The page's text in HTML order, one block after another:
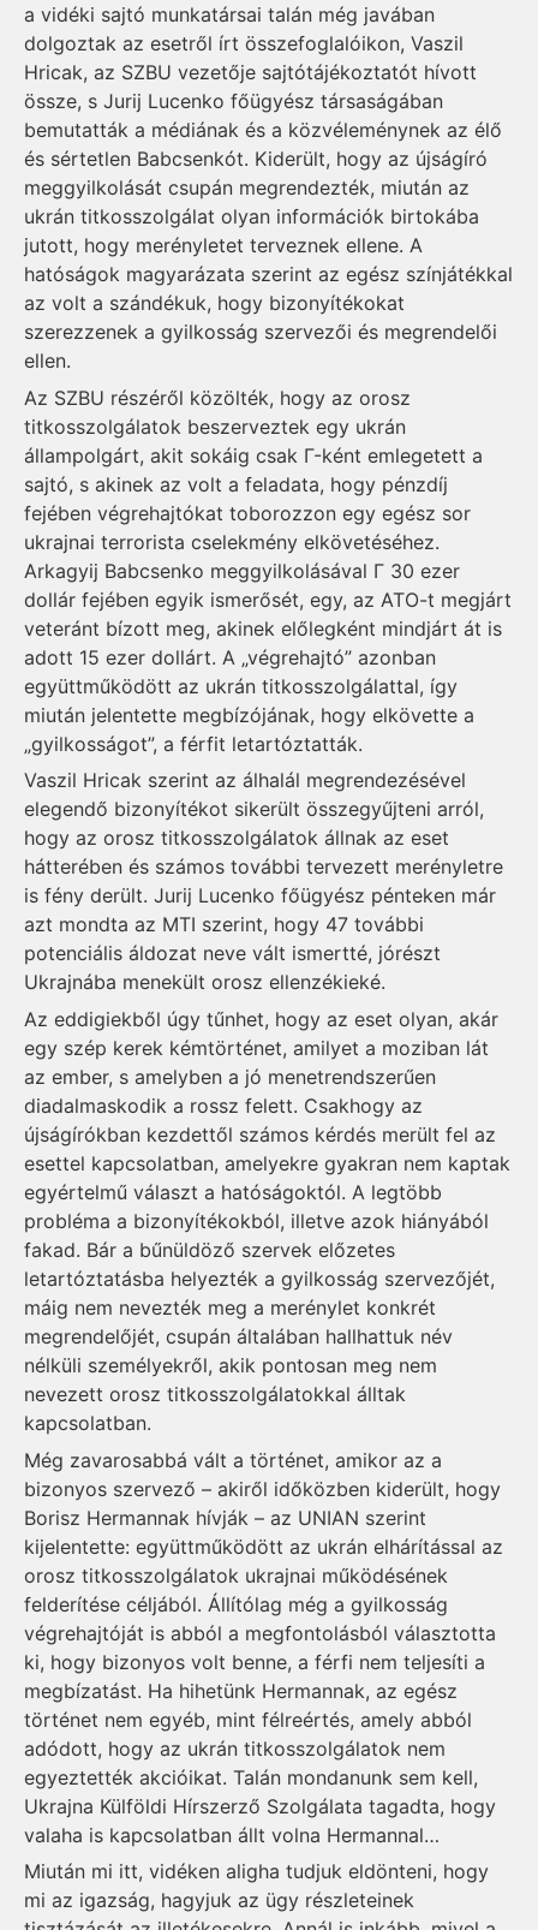
a vidéki sajtó munkatársai talán még javában
dolgoztak az esetről írt összefoglalóikon, Vaszil
Hricak, az SZBU vezetője sajtótájékoztatót hívott
össze, s Jurij Lucenko főügyész társaságában
bemutatták a médiának és a közvéleménynek az élő
és sértetlen Babcsenkót. Kiderült, hogy az újságíró
meggyilkolását csupán megrendezték, miután az
ukrán titkosszolgálat olyan információk birtokába
jutott, hogy merényletet terveznek ellene. A
hatóságok magyarázata szerint az egész színjátékkal
az volt a szándékuk, hogy bizonyítékokat
szerezzenek a gyilkosság szervezői és megrendelői
ellen.
Az SZBU részéről közölték, hogy az orosz
titkosszolgálatok beszerveztek egy ukrán
állampolgárt, akit sokáig csak Г-ként emlegetett a
sajtó, s akinek az volt a feladata, hogy pénzdíj
fejében végrehajtókat toborozzon egy egész sor
ukrajnai terrorista cselekmény elkövetéséhez.
Arkagyij Babcsenko meggyilkolásával Г 30 ezer
dollár fejében egyik ismerősét, egy, az ATO-t megjárt
veteránt bízott meg, akinek előlegként mindjárt át is
adott 15 ezer dollárt. A „végrehajtó” azonban
együttműködött az ukrán titkosszolgálattal, így
miután jelentette megbízójának, hogy elkövette a
„gyilkosságot”, a férfit letartóztatták.
Vaszil Hricak szerint az álhalál megrendezésével
elegendő bizonyítékot sikerült összegyűjteni arról,
hogy az orosz titkosszolgálatok állnak az eset
hátterében és számos további tervezett merényletre
is fény derült. Jurij Lucenko főügyész pénteken már
azt mondta az MTI szerint, hogy 47 további
potenciális áldozat neve vált ismertté, jórészt
Ukrajnába menekült orosz ellenzékieké.
Az eddigiekből úgy tűnhet, hogy az eset olyan, akár
egy szép kerek kémtörténet, amilyet a moziban lát
az ember, s amelyben a jó menetrendszerűen
diadalmaskodik a rossz felett. Csakhogy az
újságírókban kezdettől számos kérdés merült fel az
esettel kapcsolatban, amelyekre gyakran nem kaptak
egyértelmű választ a hatóságoktól. A legtöbb
probléma a bizonyítékokból, illetve azok hiányából
fakad. Bár a bűnüldöző szervek előzetes
letartóztatásba helyezték a gyilkosság szervezőjét,
máig nem nevezték meg a merénylet konkrét
megrendelőjét, csupán általában hallhattuk név
nélküli személyekről, akik pontosan meg nem
nevezett orosz titkosszolgálatokkal álltak
kapcsolatban.
Még zavarosabbá vált a történet, amikor az a
bizonyos szervező – akiről időközben kiderült, hogy
Borisz Hermannak hívják – az UNIAN szerint
kijelentette: együttműködött az ukrán elhárítással az
orosz titkosszolgálatok ukrajnai működésének
felderítése céljából. Állítólag még a gyilkosság
végrehajtóját is abból a megfontolásból választotta
ki, hogy bizonyos volt benne, a férfi nem teljesíti a
megbízatást. Ha hihetünk Hermannak, az egész
történet nem egyéb, mint félreértés, amely abból
adódott, hogy az ukrán titkosszolgálatok nem
egyeztették akcióikat. Talán mondanunk sem kell,
Ukrajna Külföldi Hírszerző Szolgálata tagadta, hogy
valaha is kapcsolatban állt volna Hermannal…
Miután mi itt, vidéken aligha tudjuk eldönteni, hogy
mi az igazság, hagyjuk az ügy részleteinek